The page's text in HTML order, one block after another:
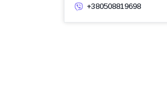
+380508819698